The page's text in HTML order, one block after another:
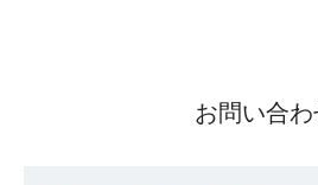
お問い合わ